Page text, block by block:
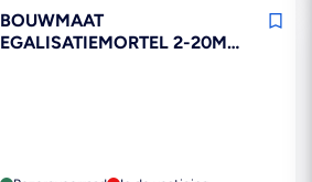
BOUWMAAT
EGALISATIEMORTEL 2-20MM